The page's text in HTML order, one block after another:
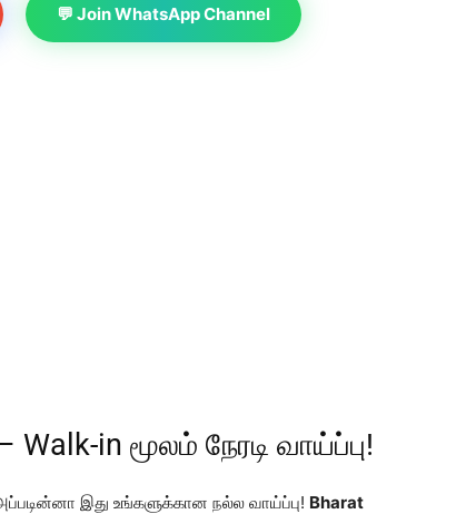
💬 Join WhatsApp Channel
in மூலம் நேரடி வாய்ப்பு!
இது உங்களுக்கான நல்ல வாய்ப்பு! Bharat